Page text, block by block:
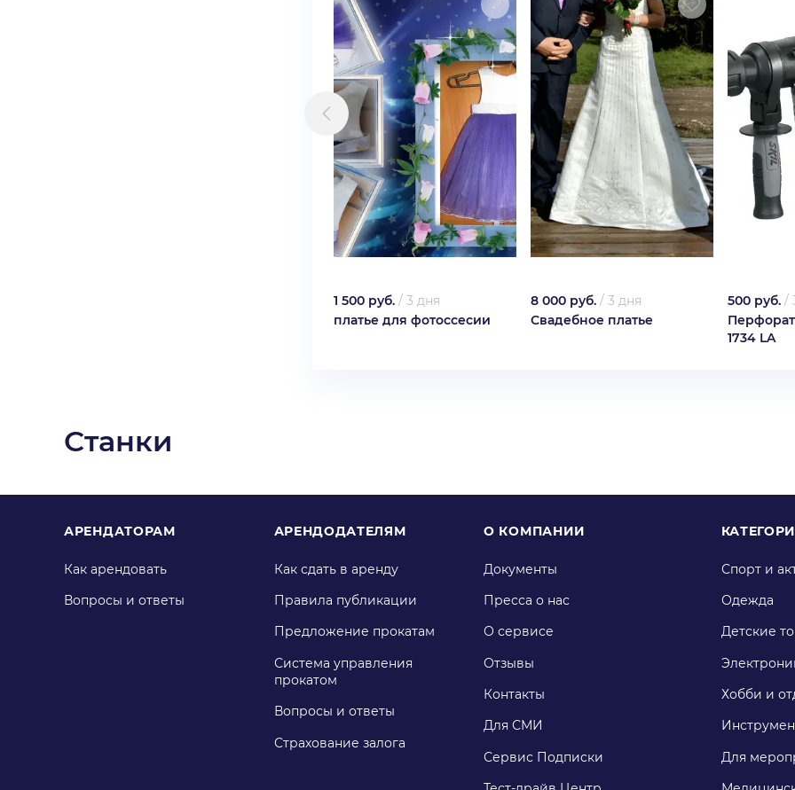
1 500 руб. / 3 дня
платье для фотоссесии
8 000 руб. / 3 дня
Свадебное платье
500 руб. /
1734 LA
Станки
АРЕНДАТОРАМ
Как арендовать
Вопросы и ответы
АРЕНДОДАТЕЛЯМ
Как сдать в аренду
Правила публикации
Предложение прокатам
Система управления
прокатом
Вопросы и ответы
Страхование залога
О КОМПАНИИ
Документы
Пресса о нас
О сервисе
Отзывы
Контакты
Для СМИ
Сервис Подписки
Спорт и
Одежда
Детские
Хобби и
Для